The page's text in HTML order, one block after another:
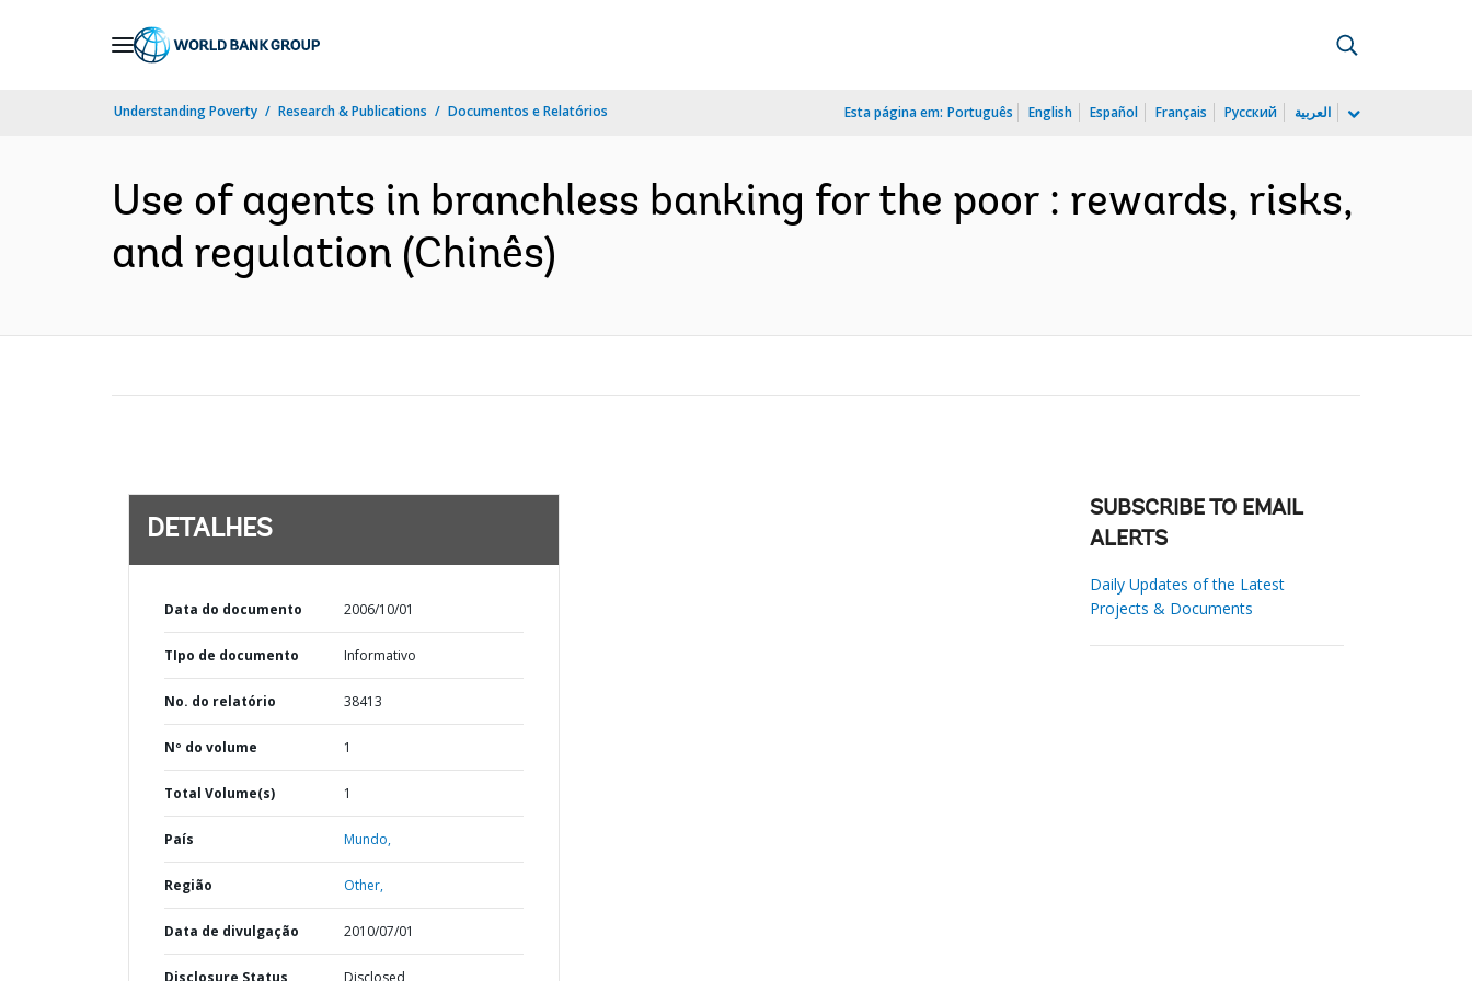
Understanding Poverty Research & Publications Documentos e Relatórios Esta página em: Português English Español Français Русский العربية
Use of agents in branchless banking for the poor : rewards, risks,
and regulation (Chinês)
DETALHES
Data do documento 2006/10/01
TIpo de documento Informativo
No. do relatório 38413
Nº do volume 1
Total Volume(s) 1
País Mundo,
Região Other,
Data de divulgação 2010/07/01
Disclosure Status Disclosed
SUBSCRIBE TO EMAIL
ALERTS
Daily Updates of the Latest
Projects & Documents